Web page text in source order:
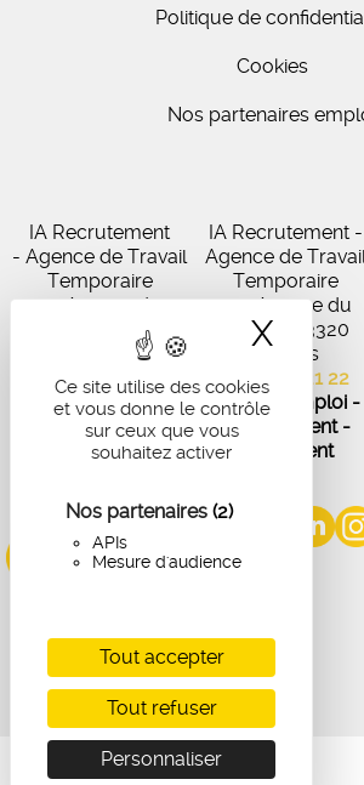
Ce site utilise des cookies
et vous donne le contrôle
sur ceux que vous
souhaitez activer
Nos partenaires (2)
APIs
Mesure d'audience
Tout accepter
Tout refuser
Personnaliser
X
Politique de
Cookies
Nos partenaires
IA Recrutement
- Agence de Travail
Temporaire
27 Avenue de
Virecourt, 33370
Artigues-près-
Bordeaux
05 56 67 48 57
Offres d'emploi -
Recrutement -
IA Recrutement -
Agence de
Temporaire
102 Avenue du
Médoc, 33320
Eysines
05 56 45 21 22
Offres d'emploi -
Recrutement -
Placement